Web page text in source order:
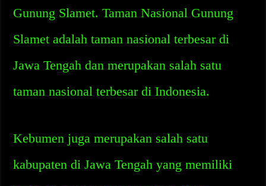
Gunung Slamet. Taman Nasional Gunung
Slamet adalah taman nasional terbesar di
Jawa Tengah dan merupakan salah satu
taman nasional terbesar di Indonesia.
Kebumen juga merupakan salah satu
kabupaten di Jawa Tengah yang memiliki